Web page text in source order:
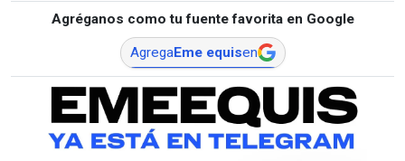
Agréganos como tu fuente favorita en Google
AgregaEme equisen